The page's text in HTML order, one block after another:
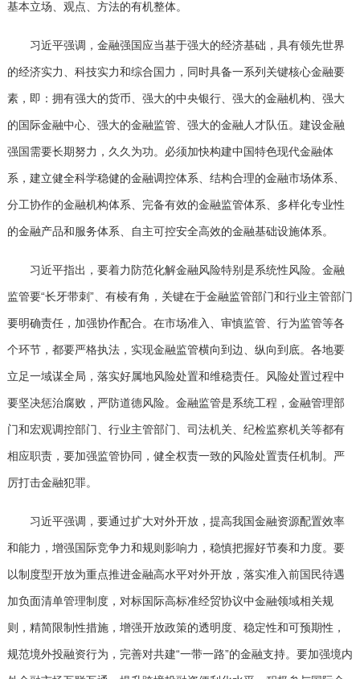
基本立场、观点、方法的有机整体。
习近平强调，金融强国应当基于强大的经济基础，具有领先世界
的经济实力、科技实力和综合国力，同时具备一系列关键核心金融要
素，即：拥有强大的货币、强大的中央银行、强大的金融机构、强大
的国际金融中心、强大的金融监管、强大的金融人才队伍。建设金融
强国需要长期努力，久久为功。必须加快构建中国特色现代金融体
系，建立健全科学稳健的金融调控体系、结构合理的金融市场体系、
分工协作的金融机构体系、完备有效的金融监管体系、多样化专业性
的金融产品和服务体系、自主可控安全高效的金融基础设施体系。
习近平指出，要着力防范化解金融风险特别是系统性风险。金融
监管要“长牙带刺”、有棱有角，关键在于金融监管部门和行业主管部门
要明确责任，加强协作配合。在市场准入、审慎监管、行为监管等各
个环节，都要严格执法，实现金融监管横向到边、纵向到底。各地要
立足一域谋全局，落实好属地风险处置和维稳责任。风险处置过程中
要坚决惩治腐败，严防道德风险。金融监管是系统工程，金融管理部
门和宏观调控部门、行业主管部门、司法机关、纪检监察机关等都有
相应职责，要加强监管协同，健全权责一致的风险处置责任机制。严
厉打击金融犯罪。
习近平强调，要通过扩大对外开放，提高我国金融资源配置效率
和能力，增强国际竞争力和规则影响力，稳慎把握好节奏和力度。要
以制度型开放为重点推进金融高水平对外开放，落实准入前国民待遇
加负面清单管理制度，对标国际高标准经贸协议中金融领域相关规
则，精简限制性措施，增强开放政策的透明度、稳定性和可预期性，
规范境外投融资行为，完善对共建“一带一路”的金融支持。要加强境内